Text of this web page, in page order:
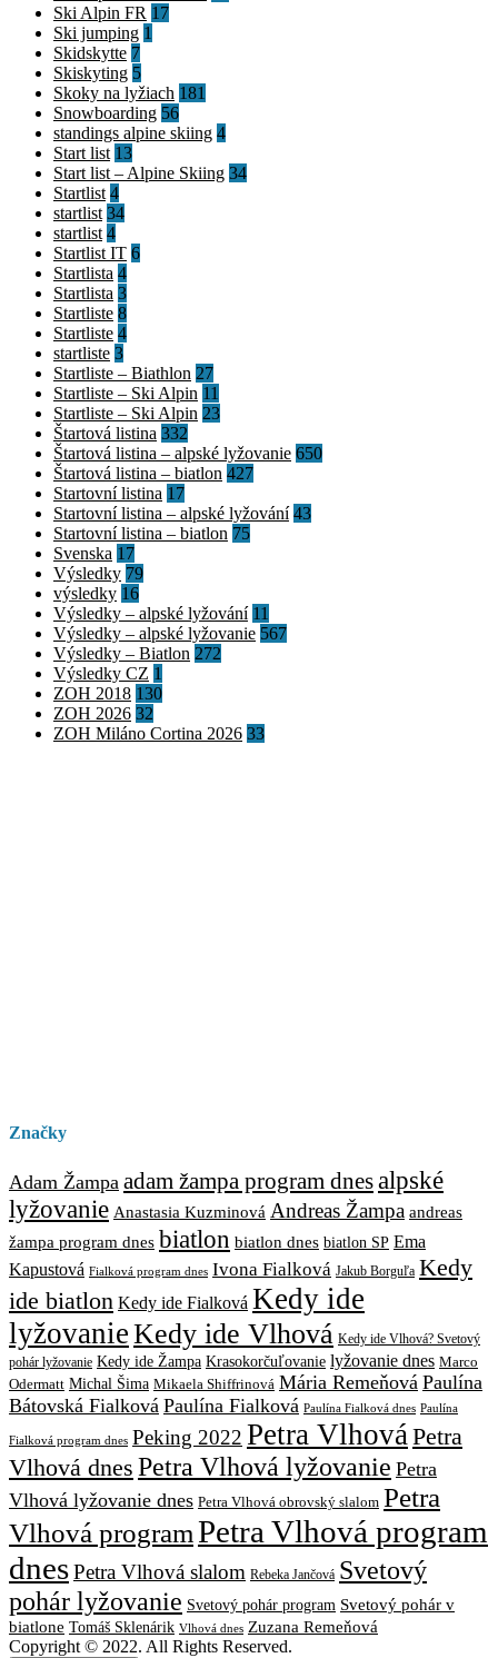
Ski Alpin FR 17
Ski jumping 1
Skidskytte 7
Skiskyting 5
Skoky na lyžiach 181
Snowboarding 56
standings alpine skiing 4
Start list 13
Start list – Alpine Skiing 34
Startlist 4
startlist 34
startlist 4
Startlist IT 6
Startlista 4
Startlista 3
Startliste 8
Startliste 4
startliste 3
Startliste – Biathlon 27
Startliste – Ski Alpin 11
Startliste – Ski Alpin 23
Štartová listina 332
Štartová listina – alpské lyžovanie 650
Štartová listina – biatlon 427
Startovní listina 17
Startovní listina – alpské lyžování 43
Startovní listina – biatlon 75
Svenska 17
Výsledky 79
výsledky 16
Výsledky – alpské lyžování 11
Výsledky – alpské lyžovanie 567
Výsledky – Biatlon 272
Výsledky CZ 1
ZOH 2018 130
ZOH 2026 32
ZOH Miláno Cortina 2026 33
Značky
Adam Žampa adam žampa program dnesalpské
lyžovanie Anastasia Kuzminová Andreas Žampa andreas
žampa program dnes biatlon biatlon dnes biatlon SP Ema
Kapustová Fialková program dnes Ivona Fialková Jakub Borguľa Kedy
ide biatlon Kedy ide Fialková Kedy ide
lyžovanieKedy ide Vlhová Kedy ide Vlhová? Svetový
pohár lyžovanie Kedy ide Žampa Krasokorčuľovanie lyžovanie dnes Marco
Odermatt Michal Šima Mikaela Shiffrinová Mária Remeňová Paulína
Bátovská Fialková Paulína Fialková Paulína Fialková dnes Paulína
Fialková program dnes Peking 2022 Petra VlhováPetra
Vlhová dnes Petra Vlhová lyžovanie Petra
Vlhová lyžovanie dnes Petra Vlhová obrovský slalom Petra
Vlhová programPetra Vlhová program
dnesPetra Vlhová slalom Rebeka Jančová Svetový
pohár lyžovanie Svetový pohár program Svetový pohár v
biatlone Tomáš Sklenárik Vlhová dnes Zuzana Remeňová
Copyright © 2022. All Rights Reserved.